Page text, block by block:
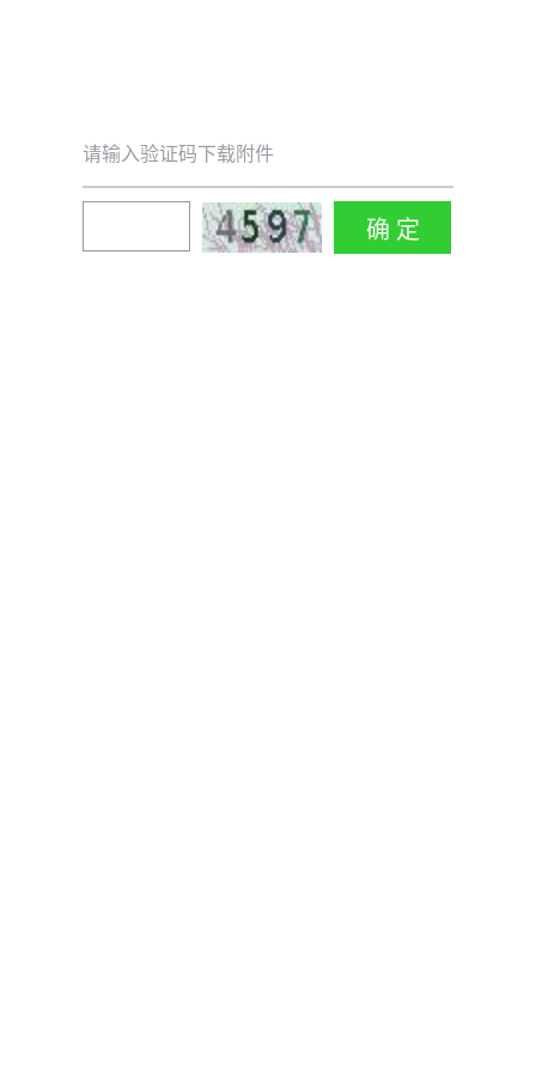
请输入验证码下载附件